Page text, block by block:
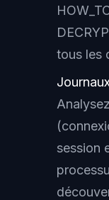
tous les
session